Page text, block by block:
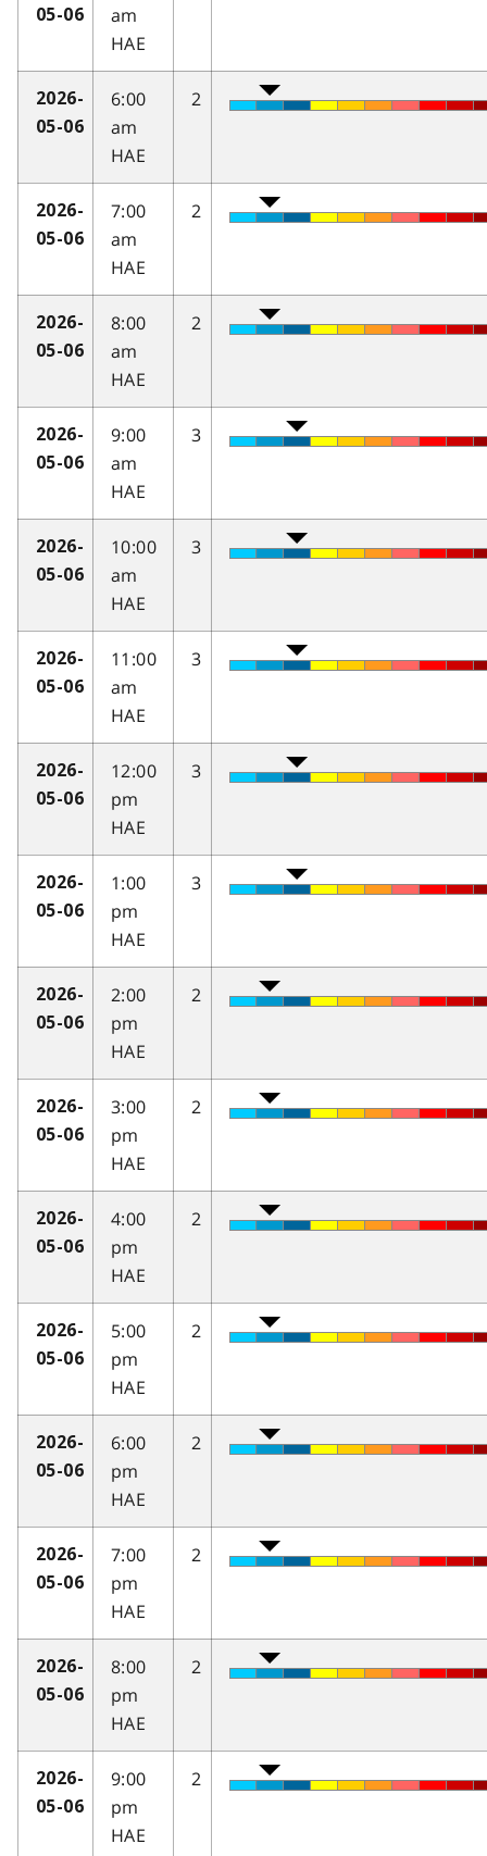
05-06
am
HAE
2026-
05-06
6:00
am
HAE
2
2026-
05-06
7:00
am
HAE
2
2026-
05-06
8:00
am
HAE
2
2026-
05-06
9:00
am
HAE
3
2026-
05-06
10:00
am
HAE
3
2026-
05-06
11:00
am
HAE
3
2026-
05-06
12:00
pm
HAE
3
2026-
05-06
1:00
pm
HAE
3
2026-
05-06
2:00
pm
HAE
2
2026-
05-06
3:00
pm
HAE
2
2026-
05-06
4:00
pm
HAE
2
2026-
05-06
5:00
pm
HAE
2
2026-
05-06
6:00
pm
HAE
2
2026-
05-06
7:00
pm
HAE
2
2026-
05-06
8:00
pm
HAE
2
2026-
05-06
9:00
pm
HAE
2